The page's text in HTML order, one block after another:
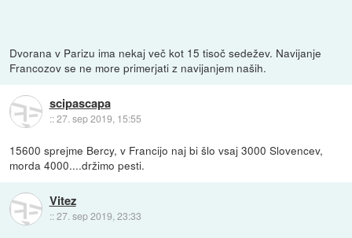
Dvorana v Parizu ima nekaj več kot 15 tisoč sedežev. Navijanje
Francozov se ne more primerjati z navijanjem naših.
scipascapa
::27. sep 2019, 15:55
15600 sprejme Bercy, v Francijo naj bi šlo vsaj 3000 Slovencev,
morda 4000....držimo pesti.
Vitez
::27. sep 2019, 23:33